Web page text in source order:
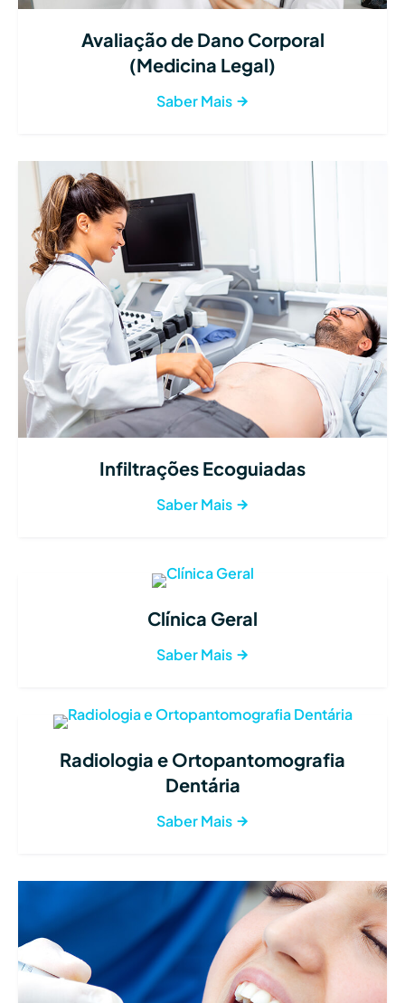
Avaliação de Dano Corporal
(Medicina Legal)
Saber Mais
Infiltrações Ecoguiadas
Saber Mais
Clínica Geral
Saber Mais
Radiologia e Ortopantomografia
Dentária
Saber Mais